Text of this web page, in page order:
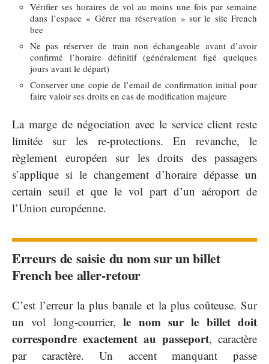
Vérifier ses horaires de vol au moins une fois par semaine
dans l’espace « Gérer ma réservation » sur le site French
bee
Ne pas réserver de train non échangeable avant d’avoir
confirmé l’horaire définitif (généralement figé quelques
jours avant le départ)
Conserver une copie de l’email de confirmation initial pour
faire valoir ses droits en cas de modification majeure
La marge de négociation avec le service client reste
limitée sur les re-protections. En revanche, le
règlement européen sur les droits des passagers
s’applique si le changement d’horaire dépasse un
certain seuil et que le vol part d’un aéroport de
l’Union européenne.
Erreurs de saisie du nom sur un billet
French bee aller-retour
C’est l’erreur la plus banale et la plus coûteuse. Sur
un vol long-courrier,le nom sur le billet doit
correspondre exactement au passeport, caractère
par caractère. Un accent manquant passe